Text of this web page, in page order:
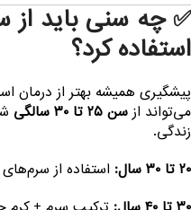
✅ چه سنی باید
استفاده کرد؟
پیشگیری همیشه بهتر از درمان
می‌تواند از سن ۲۵ تا ۳۰ سالگی
زندگی.
۲۰ تا ۳۰ سال:
استفاده از